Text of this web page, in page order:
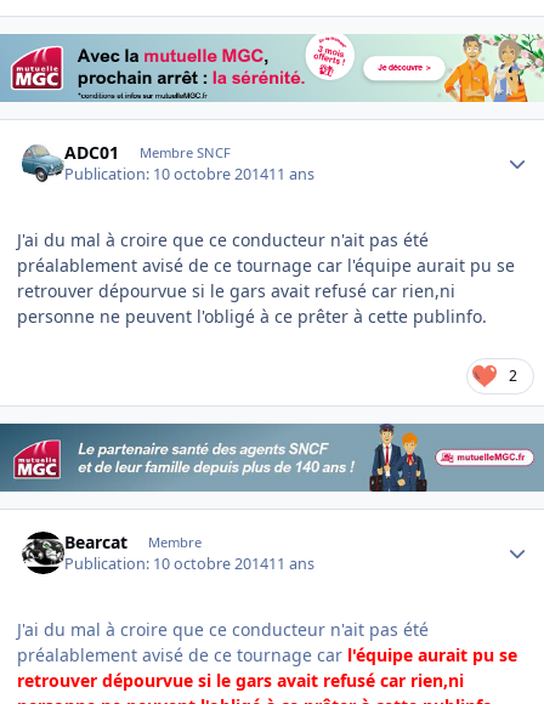
ADC01 Membre SNCF
Publication: 10 octobre 201411 ans
J'ai du mal à croire que ce conducteur n'ait pas été
préalablement avisé de ce tournage car l'équipe aurait pu se
retrouver dépourvue si le gars avait refusé car rien,ni
personne ne peuvent l'obligé à ce prêter à cette publinfo.
2
Bearcat Membre
Publication: 10 octobre 201411 ans
J'ai du mal à croire que ce conducteur n'ait pas été
préalablement avisé de ce tournage car l'équipe aurait pu se
retrouver dépourvue si le gars avait refusé car rien,ni